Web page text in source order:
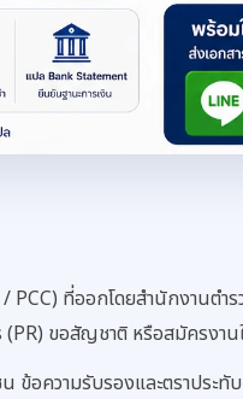
ที่ออกโดยสำนักงานตำ
(PR) ขอสัญชาติ หรือสมัครงาน
ข้อความรับรองและตราปร